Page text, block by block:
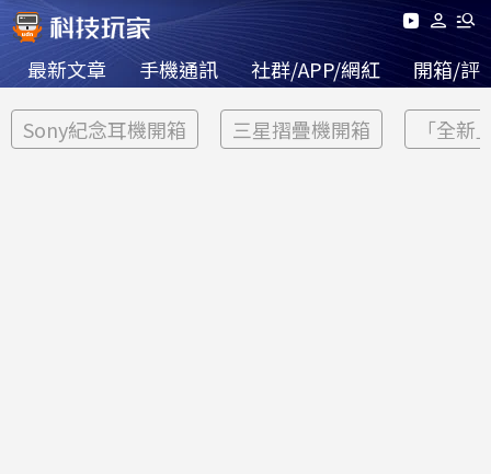
最新文章 手機通訊 社群/APP/網紅 開箱/評
Sony紀念耳機開箱 三星摺疊機開箱 「全新